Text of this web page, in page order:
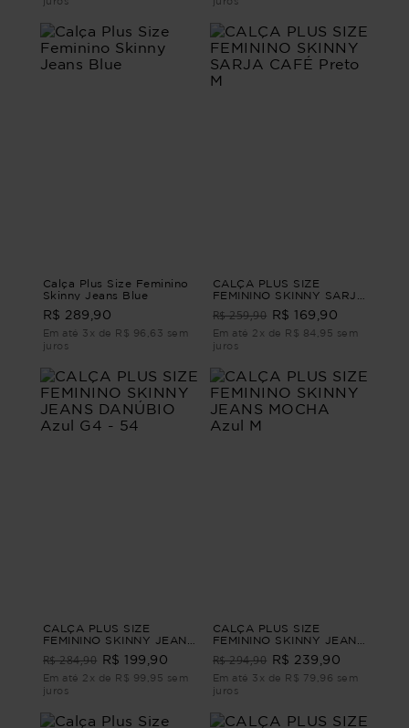
Calça Plus Size Feminino
Skinny Jeans Blue
R$ 289,90
Em até 3x de R$ 96,63 sem
juros
CALÇA PLUS SIZE
FEMININO SKINNY SARJA
CAFÉ Preto M
R$ 259,90 R$ 169,90
Em até 2x de R$ 84,95 sem
juros
CALÇA PLUS SIZE
FEMININO SKINNY JEANS
DANÚBIO Azul G4 - 54
R$ 284,90 R$ 199,90
Em até 2x de R$ 99,95 sem
juros
CALÇA PLUS SIZE
FEMININO SKINNY JEANS
MOCHA Azul M
R$ 294,90 R$ 239,90
Em até 3x de R$ 79,96 sem
juros